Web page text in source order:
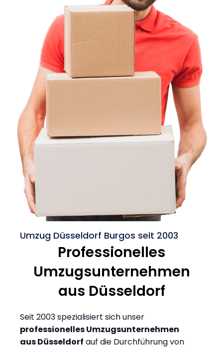
Umzug Düsseldorf Burgos seit 2003
Professionelles
Umzugsunternehmen
aus Düsseldorf
Seit 2003 spezialisiert sich unser
professionelles Umzugsunternehmen
aus Düsseldorf auf die Durchführung von